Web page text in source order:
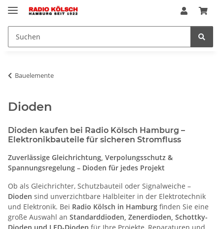
Bauelemente
Dioden
Dioden kaufen bei Radio Kölsch Hamburg –
Elektronikbauteile für sicheren Stromfluss
Zuverlässige Gleichrichtung, Verpolungsschutz &
Spannungsregelung – Dioden für jedes Projekt
Ob als Gleichrichter, Schutzbauteil oder Signalweiche –
Dioden sind unverzichtbare Halbleiter in der Elektrotechnik
und Elektronik. Bei Radio Kölsch in Hamburg finden Sie eine
große Auswahl an Standarddioden, Zenerdioden, Schottky-